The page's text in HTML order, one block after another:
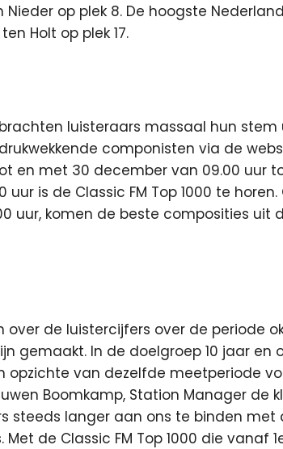
Nieder op plek 8. De hoogste
Holt op plek 17.
luisteraars massaal hun stem
componisten via de
en met 30 december van 09.00 uur
uur is de Classic FM Top 1000 te
uur, komen de beste composities uit
over de luistercijfers over de periode
gemaakt. In de doelgroep 10 jaar en
opzichte van dezelfde meetperiode
Boomkamp, Station Manager de
steeds langer aan ons te binden
de Classic FM Top 1000 die vanaf